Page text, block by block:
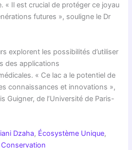
« Il est crucial de protéger ce joyau
futures », souligne le Dr
explorent les possibilités d’utiliser
des applications
« Ce lac a le potentiel de
connaissances et innovations »,
Guigner, de l’Université de Paris-
Dzaha, Écosystème Unique,
Conservation